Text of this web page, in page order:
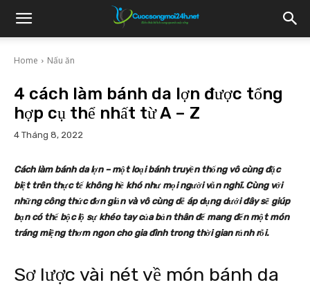
Home Nấu ăn
4 cách làm bánh da lợn được tổng
hợp cụ thể nhất từ A – Z
4 Tháng 8, 2022
Cách làm bánh da lợn – một loại bánh truyền thống vô cùng đặc
biệt trên thực tế không hề khó như mọi người vẫn nghĩ. Cùng với
những công thức đơn giản và vô cùng dễ áp dụng dưới đây sẽ giúp
bạn có thể bộc lộ sự khéo tay của bản thân để mang đến một món
tráng miệng thơm ngon cho gia đình trong thời gian rảnh rỗi.
Sơ lược vài nét về món bánh da